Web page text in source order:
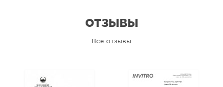
ОТЗЫВЫ
Все отзывы